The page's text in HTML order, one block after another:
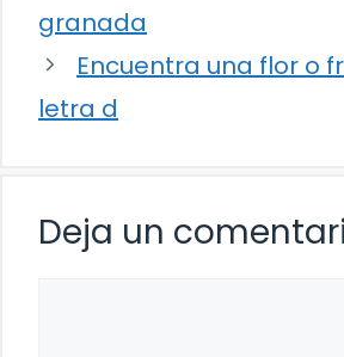
granada
Encuentra una flor o
letra d
Deja un